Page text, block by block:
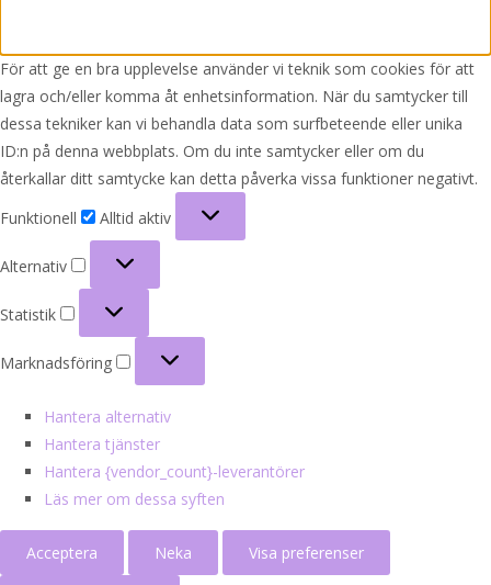
För att ge en bra upplevelse använder vi teknik som cookies för att
lagra och/eller komma åt enhetsinformation. När du samtycker till
dessa tekniker kan vi behandla data som surfbeteende eller unika
ID:n på denna webbplats. Om du inte samtycker eller om du
återkallar ditt samtycke kan detta påverka vissa funktioner negativt.
Funktionell
Alltid aktiv
Alternativ
Statistik
Marknadsföring
Hantera alternativ
Hantera tjänster
Hantera {vendor_count}-leverantörer
Läs mer om dessa syften
Acceptera Neka Visa preferenser